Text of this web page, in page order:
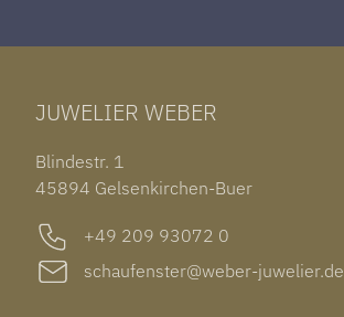
IWC PORTUGIESER
ARMSCHMUCK
OHRSCHMUCK
OUT OF COLLECTION
TAG HEUER CARRERA
ROLEX SUBMARINER DATE
GARMIN VENU 3S
JUWELIER WEBER
Blindestr. 1
45894 Gelsenkirchen-Buer
+49 209 93072 0
schaufenster@weber-juwelier.de